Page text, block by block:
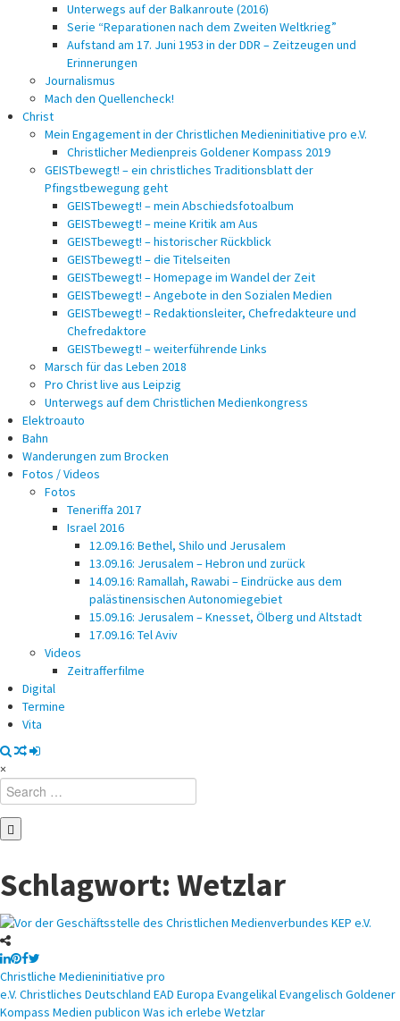
Unterwegs auf der Balkanroute (2016)
Serie “Reparationen nach dem Zweiten Weltkrieg”
Aufstand am 17. Juni 1953 in der DDR – Zeitzeugen und
Erinnerungen
Journalismus
Mach den Quellencheck!
Christ
Mein Engagement in der Christlichen Medieninitiative pro e.V.
Christlicher Medienpreis Goldener Kompass 2019
GEISTbewegt! – ein christliches Traditionsblatt der
Pfingstbewegung geht
GEISTbewegt! – mein Abschiedsfotoalbum
GEISTbewegt! – meine Kritik am Aus
GEISTbewegt! – historischer Rückblick
GEISTbewegt! – die Titelseiten
GEISTbewegt! – Homepage im Wandel der Zeit
GEISTbewegt! – Angebote in den Sozialen Medien
GEISTbewegt! – Redaktionsleiter, Chefredakteure und
Chefredaktore
GEISTbewegt! – weiterführende Links
Marsch für das Leben 2018
Pro Christ live aus Leipzig
Unterwegs auf dem Christlichen Medienkongress
Elektroauto
Bahn
Wanderungen zum Brocken
Fotos / Videos
Fotos
Teneriffa 2017
Israel 2016
12.09.16: Bethel, Shilo und Jerusalem
13.09.16: Jerusalem – Hebron und zurück
14.09.16: Ramallah, Rawabi – Eindrücke aus dem
palästinensischen Autonomiegebiet
15.09.16: Jerusalem – Knesset, Ölberg und Altstadt
17.09.16: Tel Aviv
Videos
Zeitrafferfilme
Digital
Termine
Vita
×
Search
for:
Schlagwort: Wetzlar
Posted
in
Christliche Medieninitiative pro
e.V. Christliches Deutschland EAD Europa Evangelikal Evangelisch Goldener
Kompass Medien publicon Was ich erlebe Wetzlar